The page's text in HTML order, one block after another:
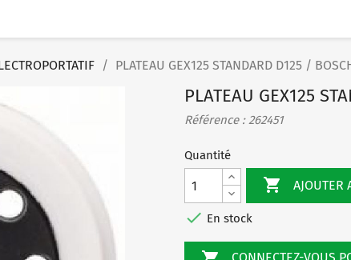
PLATEAU GEX125 STANDARD D125 /
PLATEAU GEX125
Référence : 262451
Quantité
 AJOUTER
 En stock